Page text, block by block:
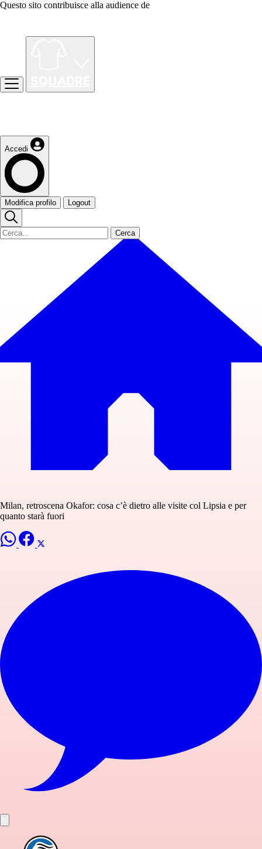
Questo sito contribuisce alla audience de
Accedi
Modifica profilo Logout
Cerca
Milan, retroscena Okafor: cosa c’è dietro alle visite col Lipsia e per
quanto starà fuori